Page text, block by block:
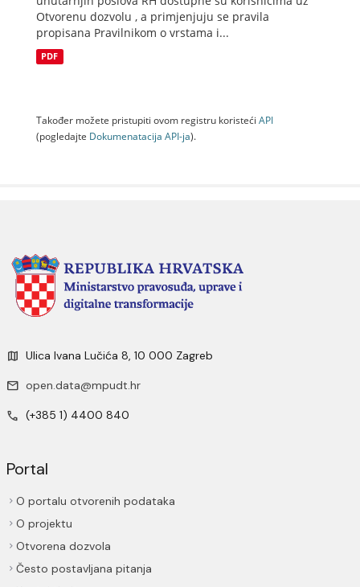
Otvorenu dozvolu , a primjenjuju se pravila
propisana Pravilnikom o vrstama i...
PDF
Također možete pristupiti ovom registru koristeći API
(pogledajte Dokumenаtаcijа API-jа).